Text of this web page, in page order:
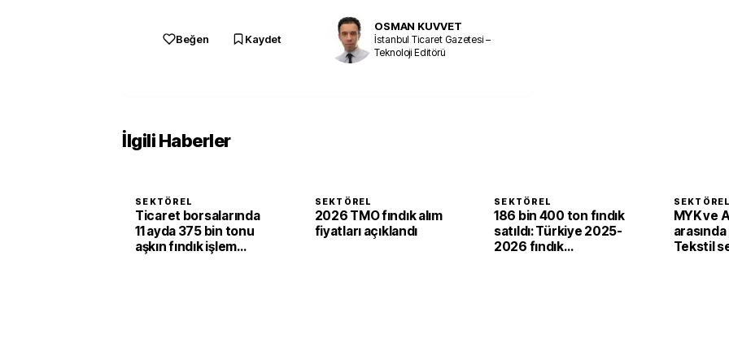
Beğen Kaydet
OSMAN KUVVET
İstanbul Ticaret Gazetesi –
Teknoloji Editörü
İlgili Haberler
SEKTÖREL
Ticaret borsalarında
11 ayda 375 bin tonu
aşkın fındık işlem
SEKTÖREL
2026 TMO fındık alım
fiyatları açıklandı
SEKTÖREL
186 bin 400 ton fındık
satıldı: Türkiye 2025-
2026 fındık
SEKTÖREL
MYK ve
Tekstil